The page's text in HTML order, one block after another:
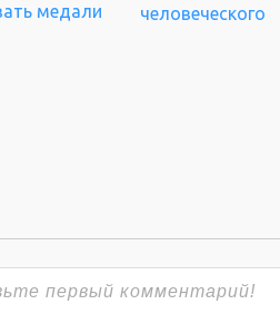
медали
человеческого